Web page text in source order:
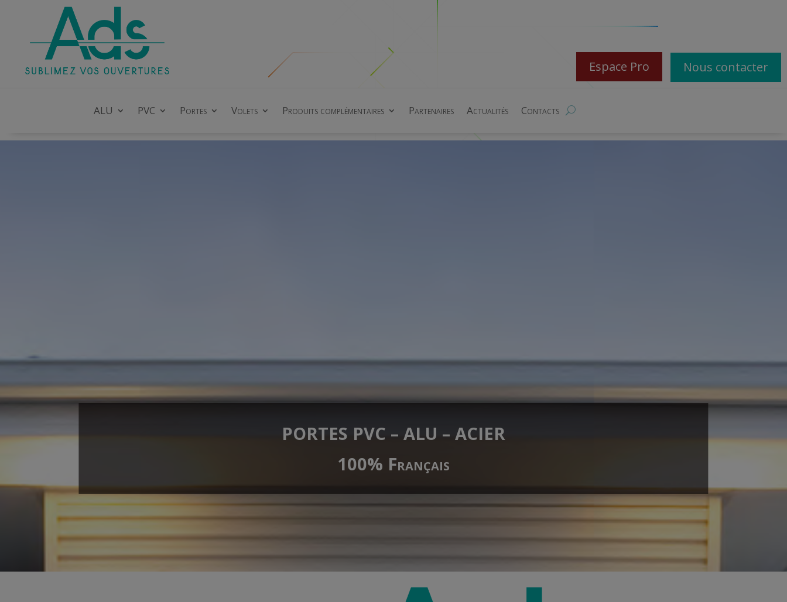
Espace Pro Nous contacter
ALU PVC Portes Volets Produits complémentaires Partenaires Actualités Contacts
PORTES PVC – ALU – ACIER
100% Français